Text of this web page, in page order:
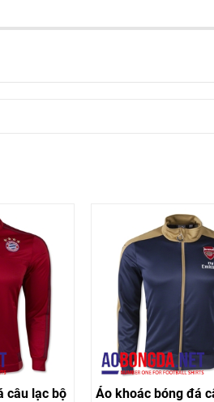
câu lạc bộ
Áo khoác bóng đá